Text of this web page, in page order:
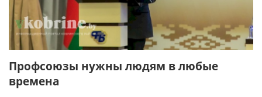
Профсоюзы нужны людям в любые
времена